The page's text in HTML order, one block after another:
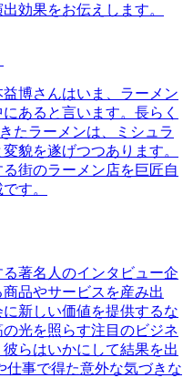
効果をお伝えします。
博さんはいま、ラーメン
あると言います。長らく
たラーメンは、ミシュラ
貌を遂げつつあります。
街のラーメン店を巨匠自
す。
著名人のインタビュー企
品やサービスを産み出
新しい価値を提供するな
光を照らす注目のビジネ
らはいかにして結果を出
仕事で得た意外な気づきな